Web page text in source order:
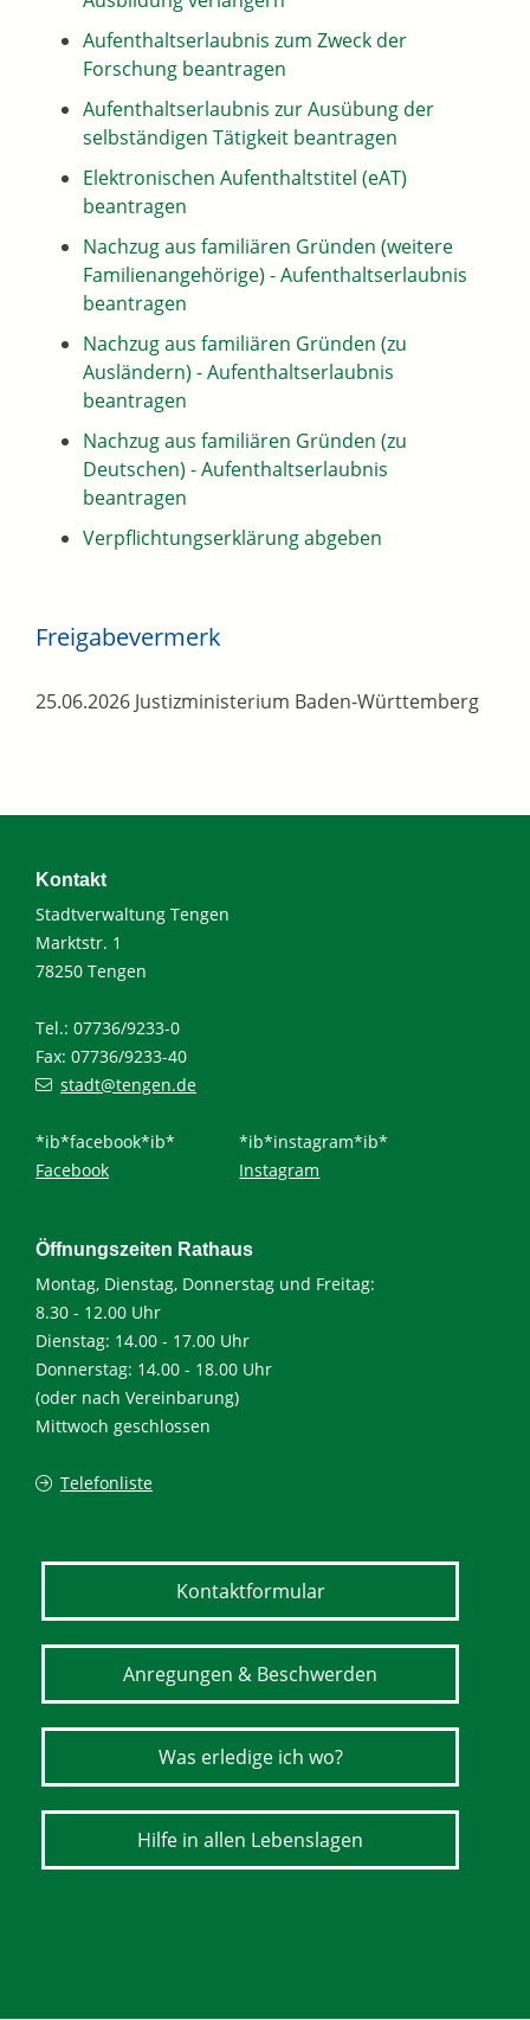
Aufenthaltserlaubnis zum Zweck der
Forschung beantragen
Aufenthaltserlaubnis zur Ausübung der
selbständigen Tätigkeit beantragen
Elektronischen Aufenthaltstitel (eAT)
beantragen
Nachzug aus familiären Gründen (weitere
Familienangehörige) - Aufenthaltserlaubnis
beantragen
Nachzug aus familiären Gründen (zu
Ausländern) - Aufenthaltserlaubnis
beantragen
Nachzug aus familiären Gründen (zu
Deutschen) - Aufenthaltserlaubnis
beantragen
Verpflichtungserklärung abgeben
Freigabevermerk
25.06.2026 Justizministerium Baden-Württemberg
Kontakt
Stadtverwaltung Tengen
Marktstr. 1
78250 Tengen
Tel.: 07736/9233-0
Fax: 07736/9233-40
stadt@tengen.de
*ib*facebook*ib*
Facebook
*ib*instagram*ib*
Instagram
Öffnungszeiten Rathaus
Montag, Dienstag, Donnerstag und Freitag:
8.30 - 12.00 Uhr
Dienstag: 14.00 - 17.00 Uhr
Donnerstag: 14.00 - 18.00 Uhr
(oder nach Vereinbarung)
Mittwoch geschlossen
Telefonliste
Kontaktformular
Anregungen & Beschwerden
Was erledige ich wo?
Hilfe in allen Lebenslagen